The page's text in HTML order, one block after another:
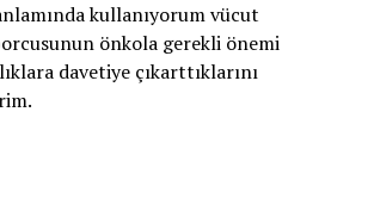
kullanıyorum vücut
önkola gerekli önemi
davetiye çıkarttıklarını